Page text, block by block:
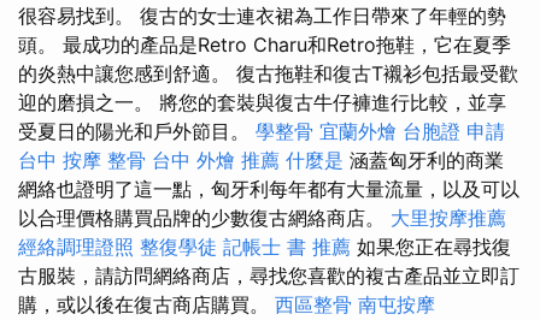
很容易找到。 復古的女士連衣裙為工作日帶來了年輕的勢
頭。 最成功的產品是Retro Charu和Retro拖鞋，它在夏季
的炎熱中讓您感到舒適。 復古拖鞋和復古T襯衫包括最受歡
迎的磨損之一。 將您的套裝與復古牛仔褲進行比較，並享
受夏日的陽光和戶外節目。 學整骨 宜蘭外燴 台胞證 申請
台中 按摩 整骨 台中 外燴 推薦 什麼是 涵蓋匈牙利的商業
網絡也證明了這一點，匈牙利每年都有大量流量，以及可以
以合理價格購買品牌的少數復古網絡商店。 大里按摩推薦
經絡調理證照 整復學徒 記帳士 書 推薦 如果您正在尋找復
古服裝，請訪問網絡商店，尋找您喜歡的複古產品並立即訂
購，或以後在復古商店購買。 西區整骨 南屯按摩